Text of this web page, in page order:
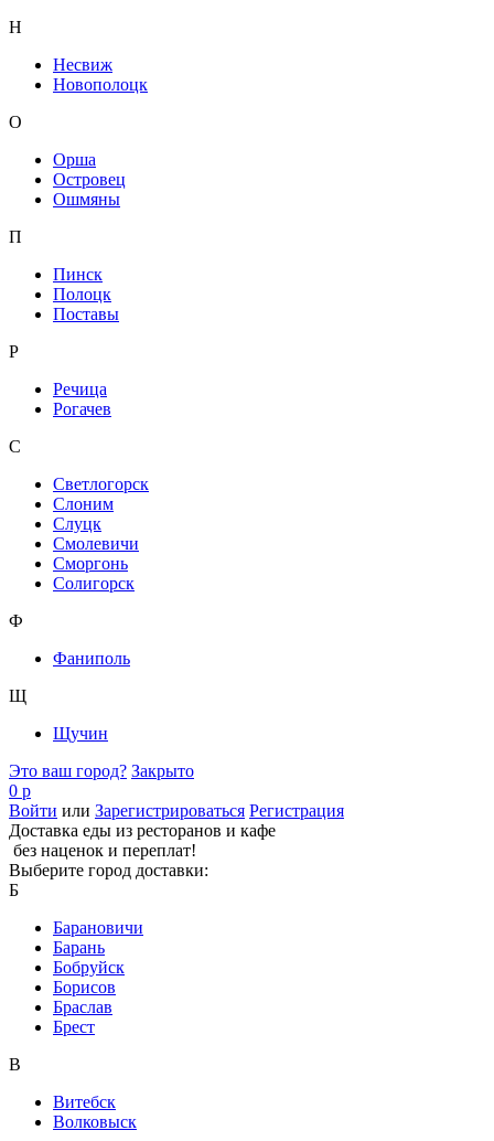
Н
Несвиж
Новополоцк
О
Орша
Островец
Ошмяны
П
Пинск
Полоцк
Поставы
Р
Речица
Рогачев
С
Светлогорск
Слоним
Слуцк
Смолевичи
Сморгонь
Солигорск
Ф
Фаниполь
Щ
Щучин
Это ваш город? Закрыто
0 р
Войти или Зарегистрироваться Регистрация
Доставка еды из ресторанов и кафе
без наценок и переплат!
Выберите город доставки:
Б
Барановичи
Барань
Бобруйск
Борисов
Браслав
Брест
В
Витебск
Волковыск